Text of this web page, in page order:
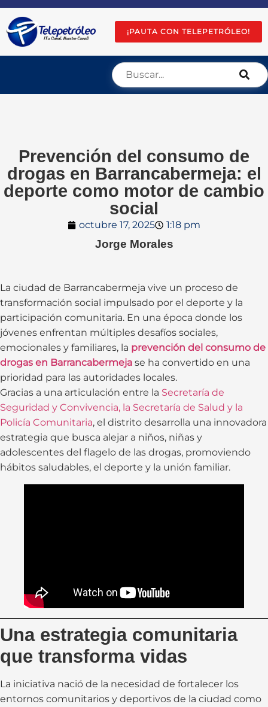
¡PAUTA CON TELEPETRÓLEO!
Prevención del consumo de
drogas en Barrancabermeja: el
deporte como motor de cambio
social
octubre 17, 2025 1:18 pm
Jorge Morales
La ciudad de Barrancabermeja vive un proceso de
transformación social impulsado por el deporte y la
participación comunitaria. En una época donde los
jóvenes enfrentan múltiples desafíos sociales,
emocionales y familiares, la prevención del consumo de
drogas en Barrancabermeja se ha convertido en una
prioridad para las autoridades locales.
Gracias a una articulación entre la Secretaría de
Seguridad y Convivencia, la Secretaría de Salud y la
Policía Comunitaria, el distrito desarrolla una innovadora
estrategia que busca alejar a niños, niñas y
adolescentes del flagelo de las drogas, promoviendo
hábitos saludables, el deporte y la unión familiar.
Una estrategia comunitaria
que transforma vidas
La iniciativa nació de la necesidad de fortalecer los
entornos comunitarios y deportivos de la ciudad como